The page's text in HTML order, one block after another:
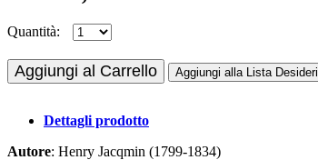
Quantità:
Aggiungi al Carrello Aggiungi alla Lista Desideri
Dettagli prodotto
Autore: Henry Jacqmin (1799-1834)